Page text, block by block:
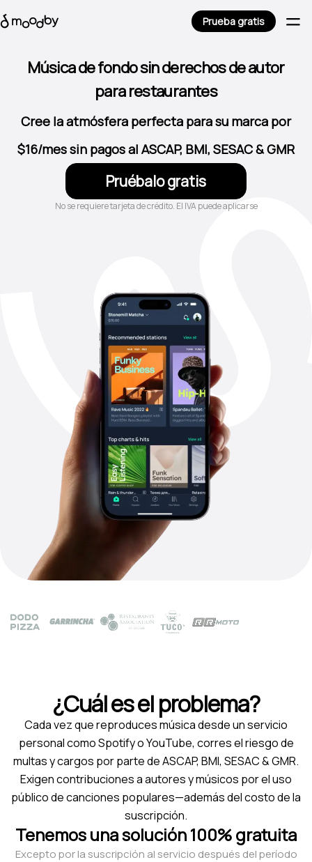
Prueba gratis
Música de fondo sin derechos de autor
para restaurantes
para salones de belleza
para cafeterías
para bares y pubs
para hoteles
para tiendas
Cree la atmósfera perfecta para su marca por
$16/mes sin pagos al ASCAP, BMI, SESAC & GMR
Pruébalo gratis
No se requiere tarjeta de crédito. El IVA puede aplicarse
¿Cuál es el problema?
Cada vez que reproduces música desde un servicio
personal como Spotify o YouTube, corres el riesgo de
multas y cargos por parte de ASCAP, BMI, SESAC & GMR.
Exigen contribuciones a autores y músicos por el uso
público de canciones populares—además del costo de la
suscripción.
Tenemos una solución 100% gratuita
Excepto por la suscripción al servicio después del período